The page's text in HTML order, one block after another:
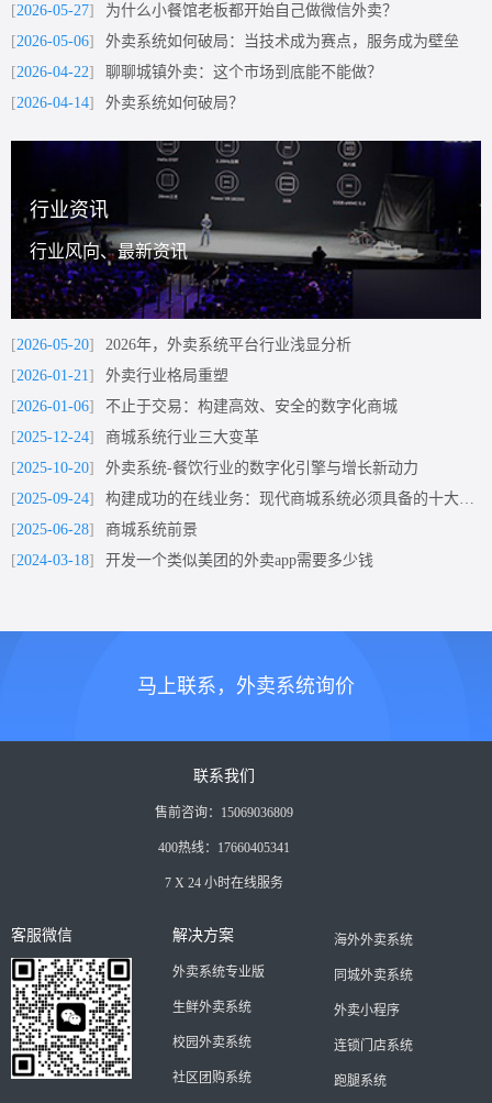
[2026-05-27]
为什么小餐馆老板都开始自己做微信外卖？
[2026-05-06]
外卖系统如何破局：当技术成为赛点，服务成为壁垒
[2026-04-22]
聊聊城镇外卖：这个市场到底能不能做？
[2026-04-14] 外卖系统如何破局？
行业资讯
行业风向、最新资讯
[2026-05-20]
2026年，外卖系统平台行业浅显分析
[2026-01-21]
外卖行业格局重塑
[2026-01-06]
不止于交易：构建高效、安全的数字化商城
[2025-12-24]
商城系统行业三大变革
[2025-10-20]
外卖系统-餐饮行业的数字化引擎与增长新动力
[2025-09-24]
构建成功的在线业务：现代商城系统必须具备的十大核心功能
[2025-06-28]
商城系统前景
[2024-03-18] 开发一个类似美团的外卖app需要多少钱
马上联系，外卖系统询价
联系我们
售前咨询：15069036809
400热线：17660405341
7 X 24 小时在线服务
客服微信 解决方案
外卖系统专业版
生鲜外卖系统
校园外卖系统
社区团购系统
海外外卖系统
同城外卖系统
外卖小程序
连锁门店系统
跑腿系统